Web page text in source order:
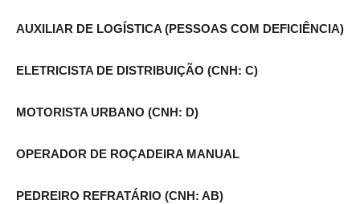
AUXILIAR DE LOGÍSTICA (PESSOAS COM DEFICIÊNCIA)
ELETRICISTA DE DISTRIBUIÇÃO (CNH: C)
MOTORISTA URBANO (CNH: D)
OPERADOR DE ROÇADEIRA MANUAL
PEDREIRO REFRATÁRIO (CNH: AB)